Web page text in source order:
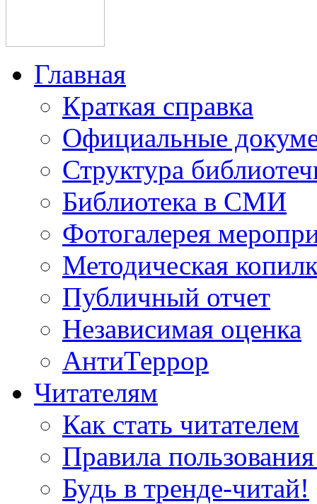
Главная
Краткая справка
Официальные
Структура
Библиотека в СМИ
Фотогалерея
Методическая
Публичный отчет
Независимая оценка
АнтиТеррор
Читателям
Как стать читателем
Правила
Будь в тренде-читай!